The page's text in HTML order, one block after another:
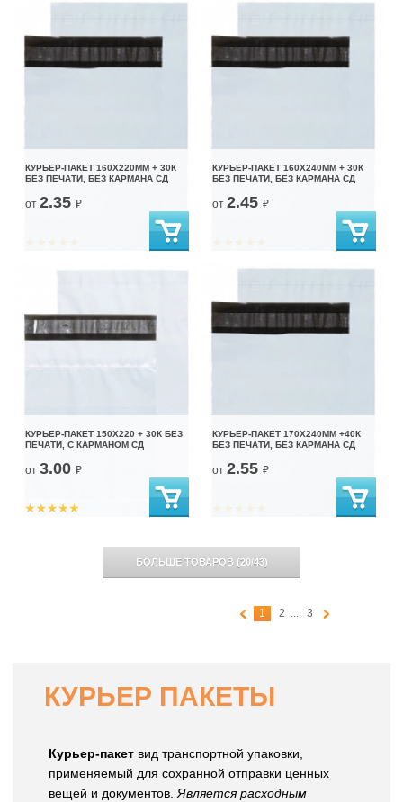
КУРЬЕР-ПАКЕТ 160Х220ММ + 30К
БЕЗ ПЕЧАТИ, БЕЗ КАРМАНА СД
от 2.35 ₽
КУРЬЕР-ПАКЕТ 160Х240ММ + 30К
БЕЗ ПЕЧАТИ, БЕЗ КАРМАНА СД
от 2.45 ₽
КУРЬЕР-ПАКЕТ 150Х220 + 30К БЕЗ
ПЕЧАТИ, С КАРМАНОМ СД
от 3.00 ₽
КУРЬЕР-ПАКЕТ 170Х240ММ +40К
БЕЗ ПЕЧАТИ, БЕЗ КАРМАНА СД
от 2.55 ₽
БОЛЬШЕ ТОВАРОВ(20/43)
1 2 ... 3
КУРЬЕР ПАКЕТЫ
Курьер-пакет вид транспортной упаковки,
применяемый для сохранной отправки ценных
вещей и документов.Является расходным